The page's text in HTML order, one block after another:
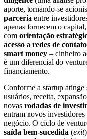
aporte, tornando-se
parceria entre
apenas fornecem o
com orientação
acesso a redes de
smart money – dinheiro
é um diferencial do
financiamento.
Conforme a startup atinge
usuários, receita,
novas rodadas de
entram novos
negócio. O ciclo de
saída bem-sucedida (exit